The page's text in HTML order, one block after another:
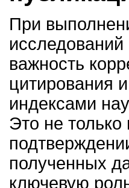
При
важность
цитирования
индексами
Это не только
полученных
ключевую